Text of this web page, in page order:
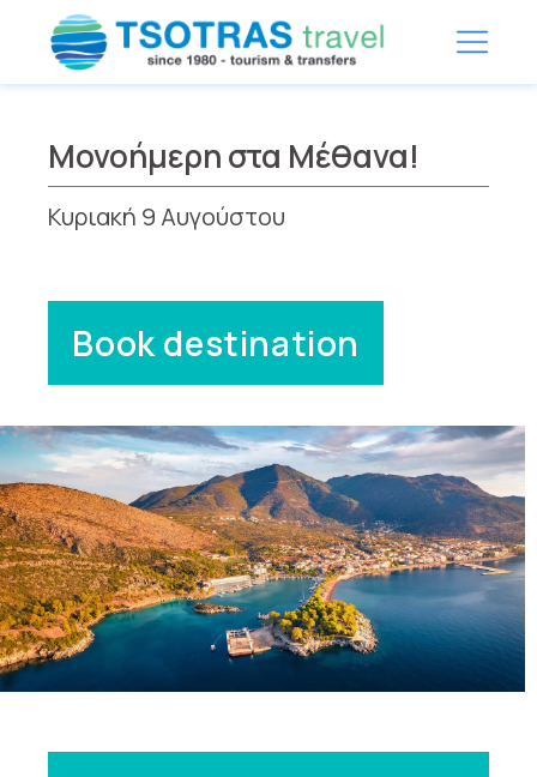
Μονοήμερη στα Μέθανα!
Κυριακή 9 Αυγούστου
Book destination